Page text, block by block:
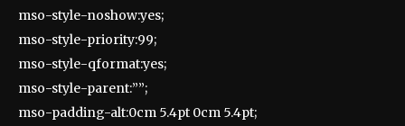
mso-style-noshow:yes;
mso-style-priority:99;
mso-style-qformat:yes;
mso-style-parent:””;
mso-padding-alt:0cm 5.4pt 0cm 5.4pt;